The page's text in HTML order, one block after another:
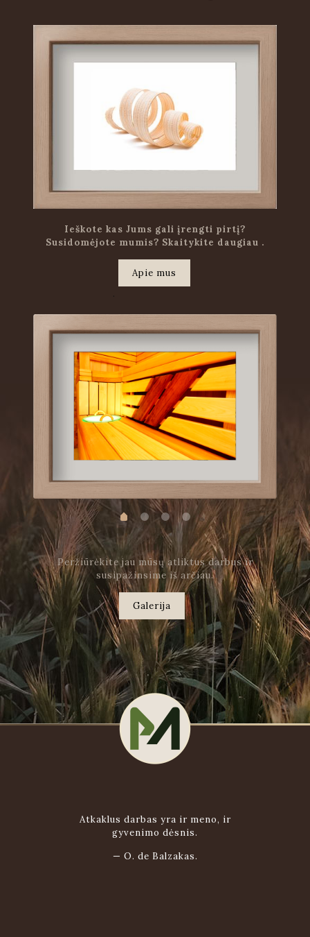
Ieškote kas Jums gali įrengti pirtį?
Susidomėjote mumis? Skaitykite daugiau .
.
Apie mus
Peržiūrėkite jau mūsų atliktus darbus ir
susipažinsime iš arčiau.
Galerija
Atkaklus darbas yra ir meno, ir
gyvenimo dėsnis.
— O. de Balzakas.